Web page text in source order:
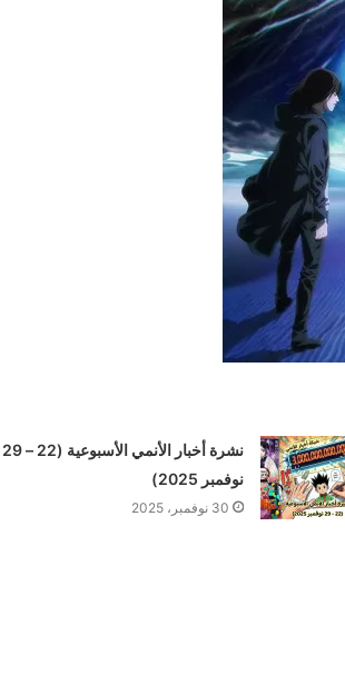
نشرة أخبار الأنمي الأسبوعية (22 – 29
نوفمبر 2025)
30 نوفمبر، 2025